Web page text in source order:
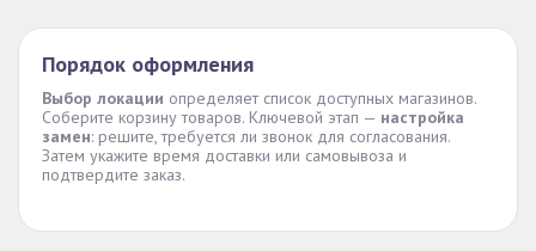
Порядок оформления
Выбор локации определяет список доступных магазинов.
Соберите корзину товаров. Ключевой этап — настройка
замен: решите, требуется ли звонок для согласования.
Затем укажите время доставки или самовывоза и
подтвердите заказ.